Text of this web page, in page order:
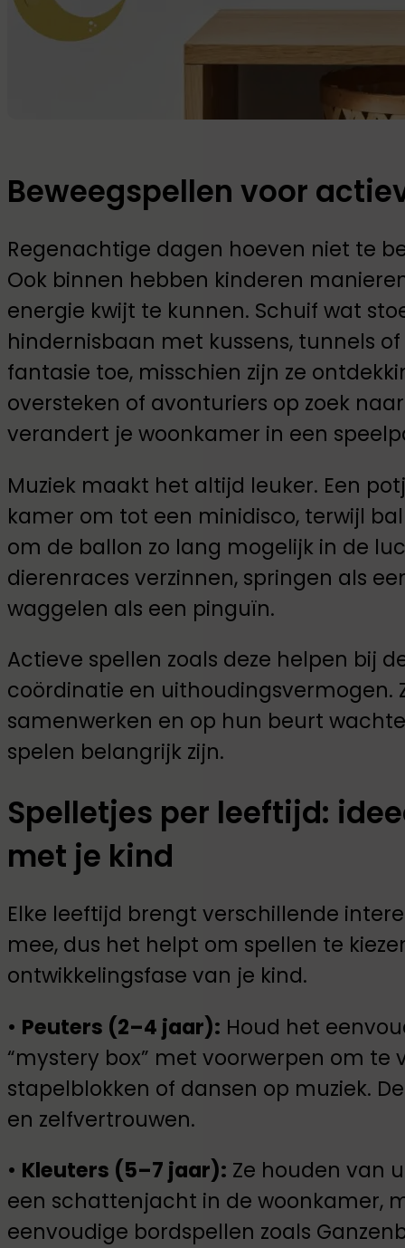
Beweegspellen voor
Regenachtige dagen hoeven niet te
Ook binnen hebben kinderen
energie kwijt te kunnen. Schuif wat
hindernisbaan met kussens, tunnels
fantasie toe, misschien zijn ze
oversteken of avonturiers op zoek
verandert je woonkamer in een
Muziek maakt het altijd leuker. Een
kamer om tot een minidisco, terwijl
om de ballon zo lang mogelijk in de
dierenraces verzinnen, springen als
waggelen als een pinguïn.
Actieve spellen zoals deze helpen bij
coördinatie en uithoudingsvermogen.
samenwerken en op hun beurt
spelen belangrijk zijn.
Spelletjes per leeftijd:
met je kind
Elke leeftijd brengt verschillende
mee, dus het helpt om spellen te
ontwikkelingsfase van je kind.
• Peuters (2–4 jaar): Houd het
“mystery box” met voorwerpen om te
stapelblokken of dansen op muziek.
en zelfvertrouwen.
• Kleuters (5–7 jaar): Ze houden van
een schattenjacht in de woonkamer,
eenvoudige bordspellen zoals